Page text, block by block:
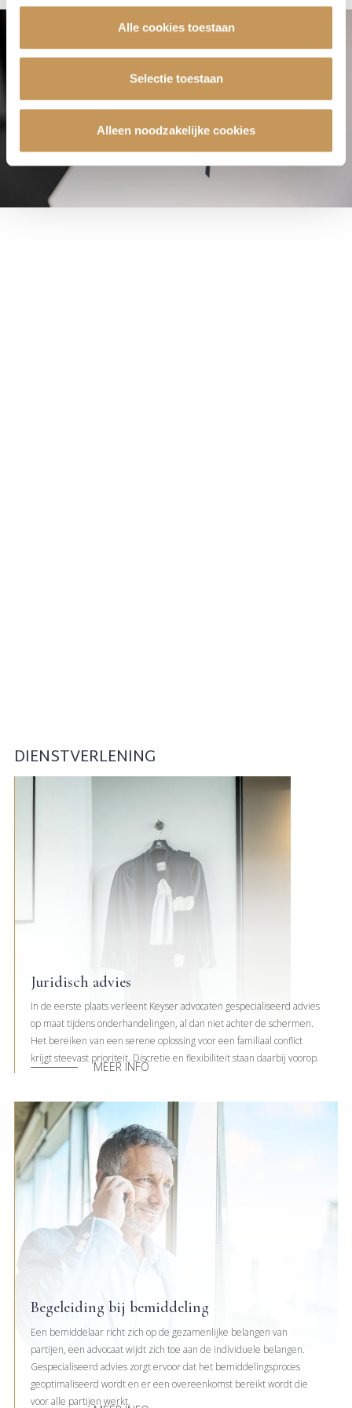
nalezen welke cookies we verzamelen, wie ze uitgeeft,
waarvoor ze dienen en hoelang ze geldig blijven. Je kan
je voorkeuren ook op elk moment wijzigen via de cookie
Alle cookies toestaan
Selectie toestaan
Alleen noodzakelijke cookies
DIENSTVERLENING
Juridisch advies
In de eerste plaats verleent Keyser advocaten gespecialiseerd advies
op maat tijdens onderhandelingen, al dan niet achter de schermen.
Het bereiken van een serene oplossing voor een familiaal conflict
krijgt steevast prioriteit. Discretie en flexibiliteit staan daarbij voorop.
MEER INFO
Begeleiding bij bemiddeling
Een bemiddelaar richt zich op de gezamenlijke belangen van
partijen, een advocaat wijdt zich toe aan de individuele belangen.
Gespecialiseerd advies zorgt ervoor dat het bemiddelingsproces
geoptimaliseerd wordt en er een overeenkomst bereikt wordt die
voor alle partijen werkt.